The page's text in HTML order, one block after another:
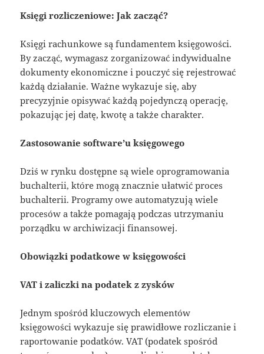
Księgi rozliczeniowe: Jak zacząć?
Księgi rachunkowe są fundamentem księgowości.
By zacząć, wymagasz zorganizować indywidualne
dokumenty ekonomiczne i pouczyć się rejestrować
każdą działanie. Ważne wykazuje się, aby
precyzyjnie opisywać każdą pojedynczą operację,
pokazując jej datę, kwotę a także charakter.
Zastosowanie software’u księgowego
Dziś w rynku dostępne są wiele oprogramowania
buchalterii, które mogą znacznie ułatwić proces
buchalterii. Programy owe automatyzują wiele
procesów a także pomagają podczas utrzymaniu
porządku w archiwizacji finansowej.
Obowiązki podatkowe w księgowości
VAT i zaliczki na podatek z zysków
Jednym spośród kluczowych elementów
księgowości wykazuje się prawidłowe rozliczanie i
raportowanie podatków. VAT (podatek spośród